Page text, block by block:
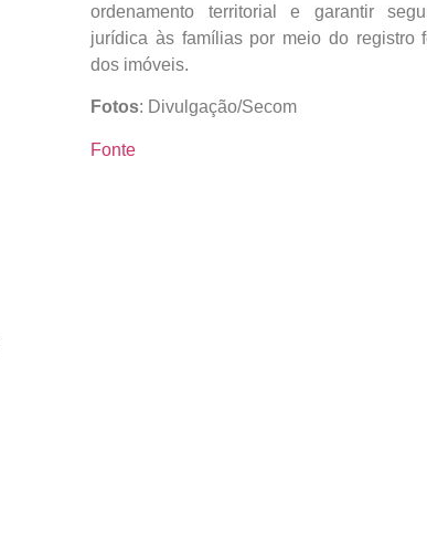
ordenamento territorial e garantir
jurídica às famílias por meio do registro
dos imóveis.
Fotos: Divulgação/Secom
Fonte